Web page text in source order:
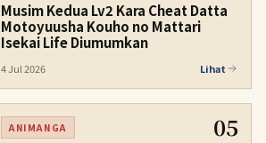
Musim Kedua Lv2 Kara Cheat Datta
Motoyuusha Kouho no Mattari
Isekai Life Diumumkan
4 Jul 2026 Lihat
ANIMANGA 05